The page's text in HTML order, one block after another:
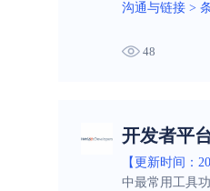
沟通与链接 >
48
开发者平
【更新时间：
中最常用工具